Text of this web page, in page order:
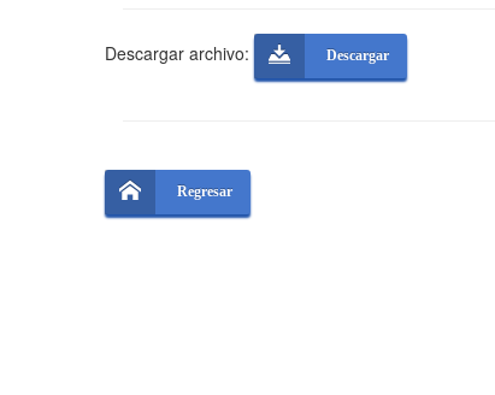
Descargar archivo: Descargar
Regresar